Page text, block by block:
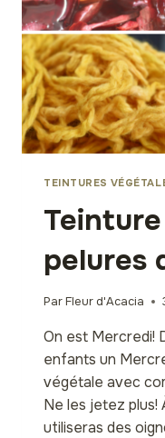
TEINTURES
pelures
ParFleur d'Acacia
On est Mercredi!
enfants un
végétale avec
Ne les jetez plus!
utiliseras des